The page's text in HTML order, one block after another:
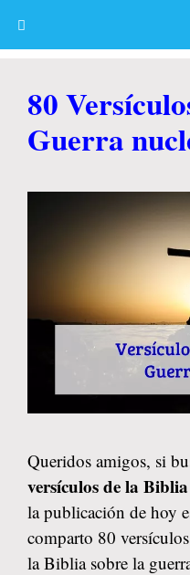
80
Guerra
Queridos amigos, si
versículos de la
la publicación de hoy
comparto 80
la Biblia sobre la